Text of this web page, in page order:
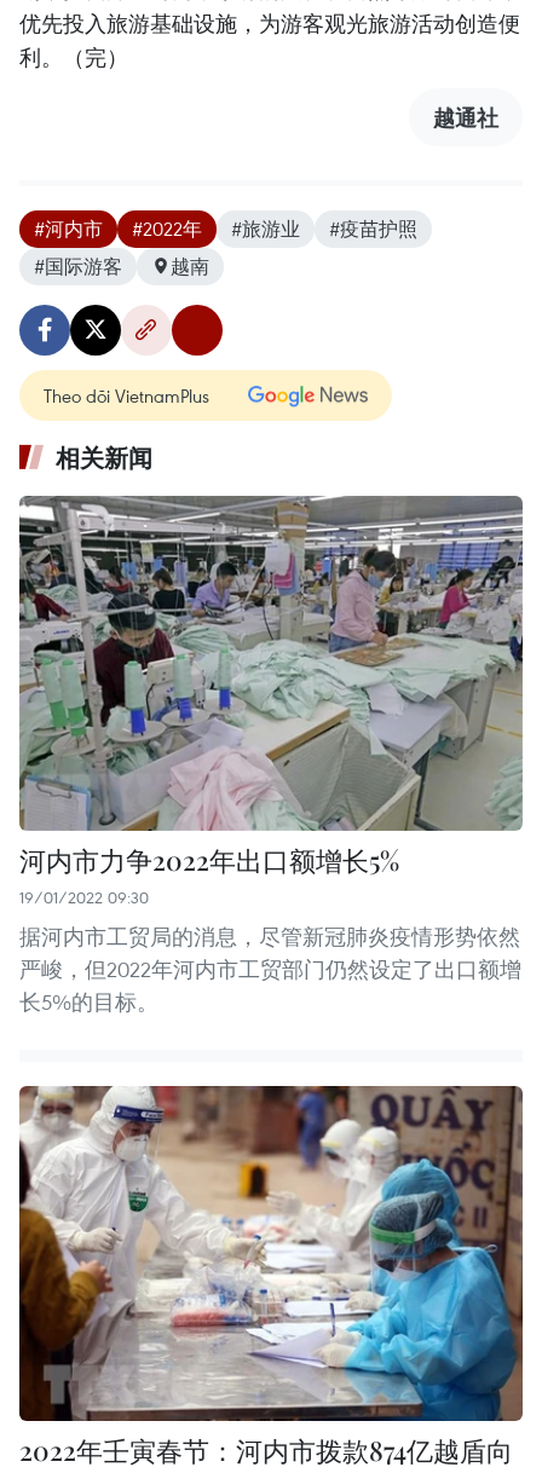
优先投入旅游基础设施，为游客观光旅游活动创造便
利。（完）
越通社
#河内市 #2022年 #旅游业
#疫苗护照
#国际游客
越南
Theo dõi VietnamPlus
相关新闻
河内市力争2022年出口额增长5%
19/01/2022 09:30
据河内市工贸局的消息，尽管新冠肺炎疫情形势依然
严峻，但2022年河内市工贸部门仍然设定了出口额增
长5%的目标。
2022年壬寅春节：河内市拨款874亿越盾向